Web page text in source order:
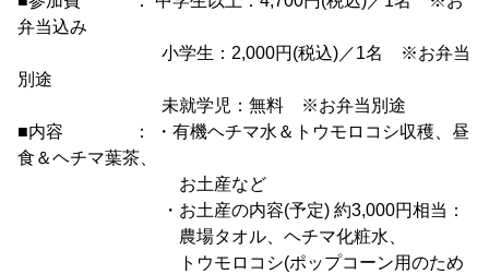
弁当込み
小学生：2,000円(税込)／1名 ※お弁当
別途
未就学児：無料 ※お弁当別途
■内容 ： ・有機ヘチマ水＆トウモロコシ収穫、昼
食＆ヘチマ葉茶、
お土産など
・お土産の内容(予定) 約3,000円相当：
農場タオル、ヘチマ化粧水、
トウモロコシ(ポップコーン用のため